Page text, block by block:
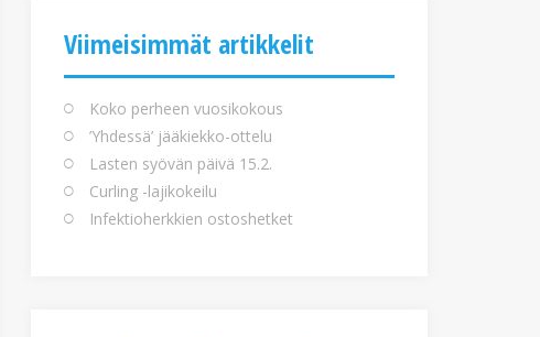
Viimeisimmät artikkelit
Koko perheen vuosikokous
’Yhdessä’ jääkiekko-ottelu
Lasten syövän päivä 15.2.
Curling -lajikokeilu
Infektioherkkien ostoshetket